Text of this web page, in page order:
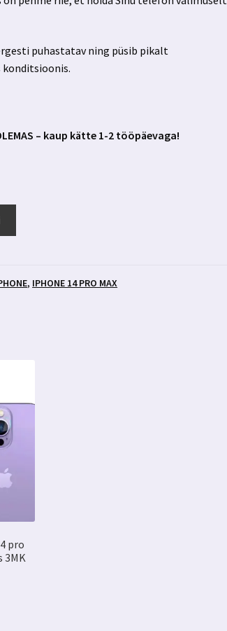
puhastatav ning püsib pikalt
konditsioonis.
– kaup kätte 1-2 tööpäevaga!
, IPHONE 14 PRO MAX
pro
3MK